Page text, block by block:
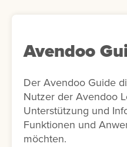
Avendoo
Der Avendoo Guide
Nutzer der Avendoo
Unterstützung und
Funktionen und
möchten.